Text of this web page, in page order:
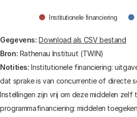
Institutionele financiering
End of interactive chart.
Gegevens: Download als CSV bestand
Bron: Rathenau Instituut (TWIN)
Notities: Institutionele financiering:
dat sprake is van concurrentie of directe
Instellingen zijn vrij om deze middelen
programmafinanciering: middelen